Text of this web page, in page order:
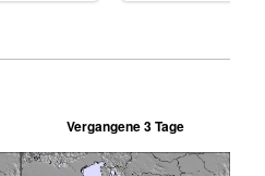
Vergangene 3 Tage